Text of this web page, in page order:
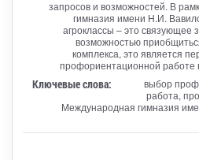
запросов и возможностей. В
гимназия имени Н.И.
агроклассы – это связующее
возможностью
комплекса, это является
профориентационной работе
Ключевые слова:
выбор
работа,
Международная гимназия